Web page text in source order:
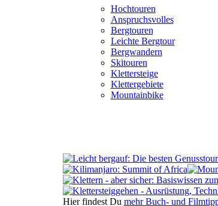
Hochtouren
Anspruchsvolles
Bergtouren
Leichte Bergtour
Bergwandern
Skitouren
Klettersteige
Klettergebiete
Mountainbike
Hier findest Du mehr Buch- und